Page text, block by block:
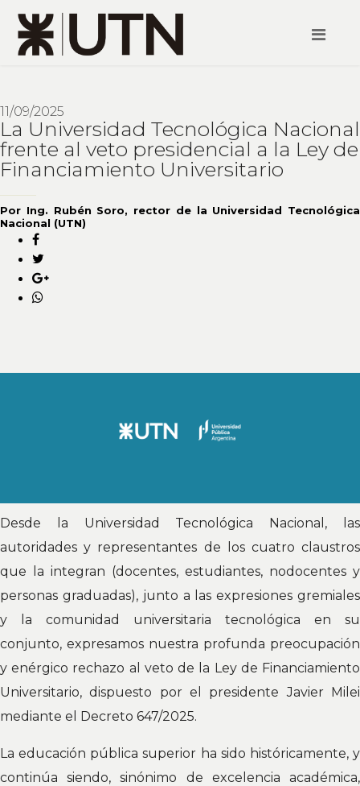
11/09/2025
La Universidad Tecnológica Nacional
frente al veto presidencial a la Ley de
Financiamiento Universitario
Por Ing. Rubén Soro, rector de la Universidad Tecnológica
Nacional (UTN)
Desde la Universidad Tecnológica Nacional, las
autoridades y representantes de los cuatro claustros
que la integran (docentes, estudiantes, nodocentes y
personas graduadas), junto a las expresiones gremiales
y la comunidad universitaria tecnológica en su
conjunto, expresamos nuestra profunda preocupación
y enérgico rechazo al veto de la Ley de Financiamiento
Universitario, dispuesto por el presidente Javier Milei
mediante el Decreto 647/2025.
La educación pública superior ha sido históricamente, y
continúa siendo, sinónimo de excelencia académica,